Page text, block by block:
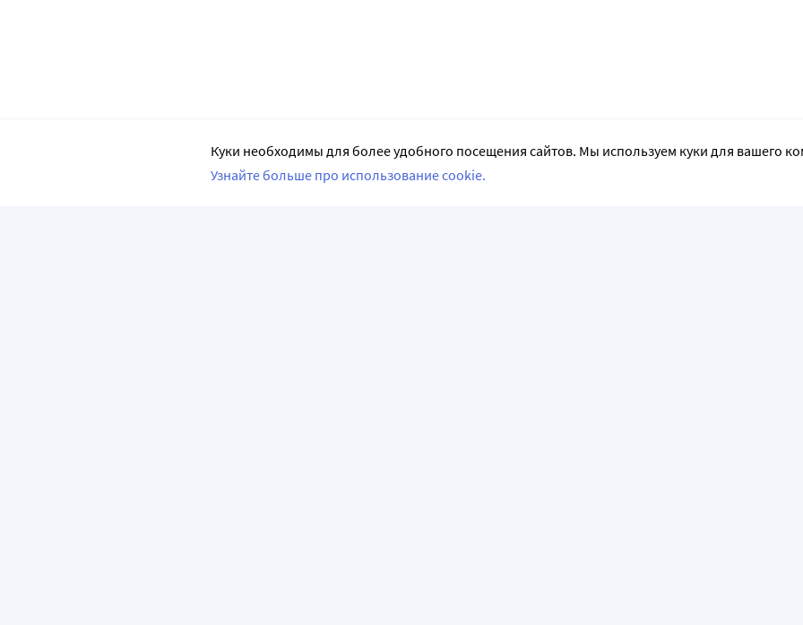
Куки необходимы для более удобного посещения сайтов. Мы используем куки для вашего
Узнайте больше про использование cookie.